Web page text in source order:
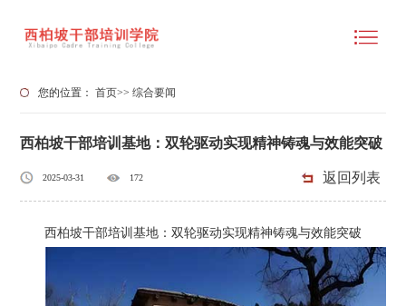
您的位置：首页>>综合要闻
西柏坡干部培训基地：双轮驱动实现精神铸魂与效能突破
2025-03-31 172 返回列表
西柏坡干部培训基地：双轮驱动实现精神铸魂与效能突破